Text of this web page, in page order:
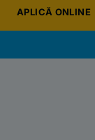
APLICĂ ONLINE